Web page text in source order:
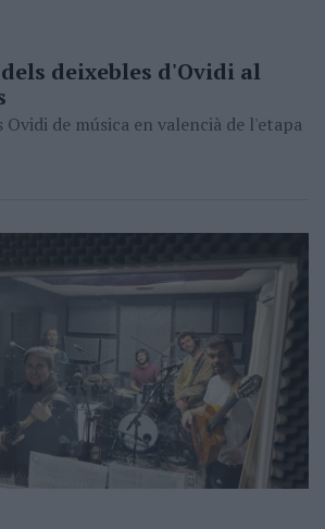
deixebles d'Ovidi al
de música en valencià de l'etapa